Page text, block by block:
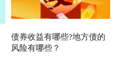
债券收益有哪些?地方债的
风险有哪些？